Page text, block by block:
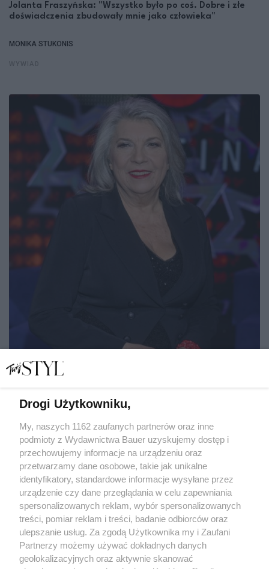
Jolanta Fraszyńska: "Wszystko było po coś. Dobre i złe
doświadczenia zbudowały mnie jako człowieka"
MONIKA STUKONIS
go nie ma"
AGNIESZKA NIEDEK
Drogi Użytkowniku,
My, naszych 1162 zaufanych partnerów oraz inne
podmioty z Wydawnictwa Bauer uzyskujemy dostęp i
przechowujemy informacje na urządzeniu oraz
przetwarzamy dane osobowe, takie jak unikalne
identyfikatory, standardowe informacje wysyłane przez
urządzenie czy dane przeglądania w celu zapewniania
spersonalizowanych reklam, wybór spersonalizowanych
treści, pomiar reklam i treści, badanie odbiorców oraz
ulepszanie usług. Za zgodą Użytkownika my i Zaufani
Partnerzy możemy używać dokładnych danych
geolokalizacyjnych oraz aktywnie skanować